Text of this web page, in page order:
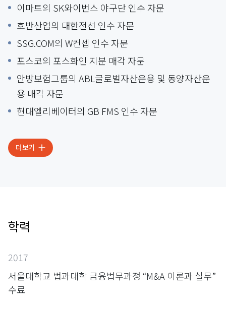
이마트의 SK와이번스 야구단 인수 자문
호반산업의 대한전선 인수 자문
SSG.COM의 W컨셉 인수 자문
포스코의 포스화인 지분 매각 자문
안방보험그룹의 ABL글로벌자산운용 및 동양자산운
용 매각 자문
현대엘리베이터의 GB FMS 인수 자문
더보기
학력
2017
서울대학교 법과대학 금융법무과정 “M&A 이론과 실무”
수료